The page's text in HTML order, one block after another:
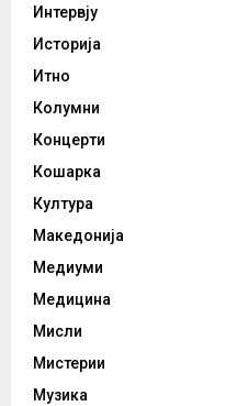
Интервју
Историја
Итно
Колумни
Концерти
Кошарка
Култура
Македонија
Медиуми
Медицина
Мисли
Мистерии
Музика